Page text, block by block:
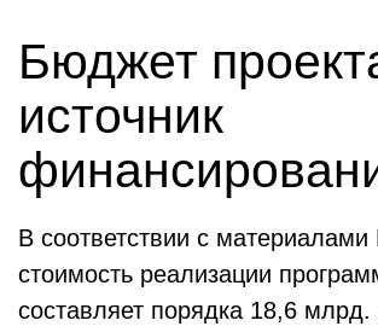
Бюджет
источник
В соответствии с
стоимость реализации
составляет порядка 18,6